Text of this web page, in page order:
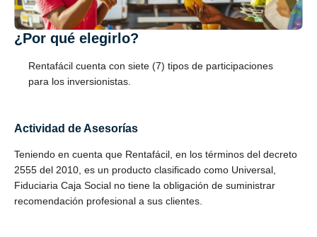
¿Por qué elegirlo?
Rentafácil cuenta con siete (7) tipos de participaciones
para los inversionistas.
Actividad de Asesorías
Teniendo en cuenta que Rentafácil, en los términos del decreto
2555 del 2010, es un producto clasificado como Universal,
Fiduciaria Caja Social no tiene la obligación de suministrar
recomendación profesional a sus clientes.